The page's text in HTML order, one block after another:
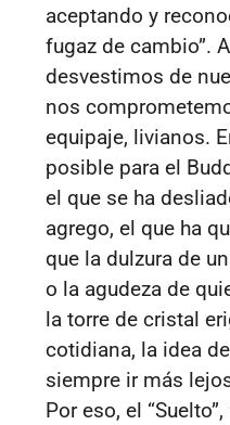
aceptando y
fugaz de cambio”.
desvestimos de
nos
equipaje, livianos.
posible para el
el que se ha
agrego, el que ha
que la dulzura de
o la agudeza de
la torre de cristal
cotidiana, la idea
siempre ir más
Por eso, el